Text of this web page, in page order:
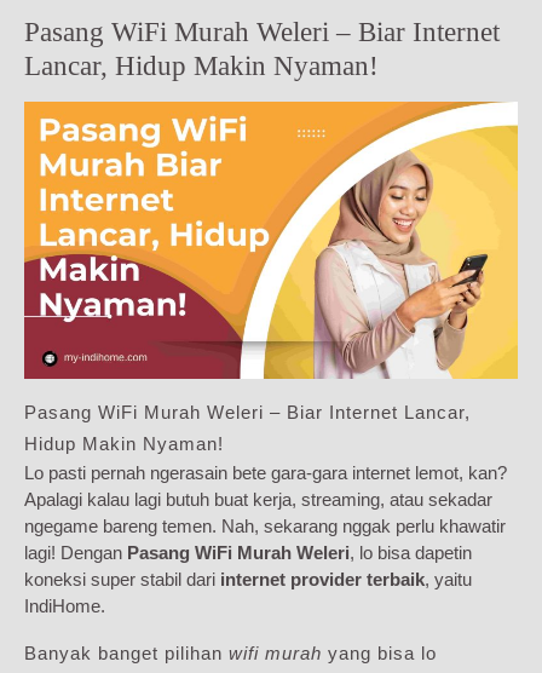
Pasang WiFi Murah Weleri – Biar Internet
Lancar, Hidup Makin Nyaman!
Pasang WiFi Murah Weleri – Biar Internet Lancar,
Hidup Makin Nyaman!
Lo pasti pernah ngerasain bete gara-gara internet lemot, kan?
Apalagi kalau lagi butuh buat kerja, streaming, atau sekadar
ngegame bareng temen. Nah, sekarang nggak perlu khawatir
lagi! Dengan Pasang WiFi Murah Weleri, lo bisa dapetin
koneksi super stabil dari internet provider terbaik, yaitu
IndiHome.
Banyak banget pilihan wifi murah yang bisa lo